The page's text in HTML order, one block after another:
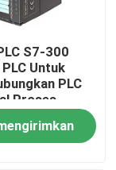
S7-300
Untuk
PLC
Proses